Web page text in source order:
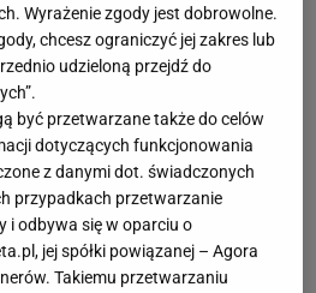
Wyrażenie zgody jest dobrowolne.
chcesz ograniczyć jej zakres lub
udzieloną przejdź do
być przetwarzane także do celów
dotyczących funkcjonowania
z danymi dot. świadczonych
przypadkach przetwarzanie
i odbywa się w oparciu o
jej spółki powiązanej – Agora
Takiemu przetwarzaniu